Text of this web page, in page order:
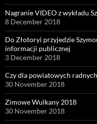
Nagranie VIDEO z wykładu
8 December 2018
Do Złotoryi przyjedzie
informacji publicznej
3 December 2018
Czy dla powiatowych
30 November 2018
Zimowe Wulkany 2018
30 November 2018